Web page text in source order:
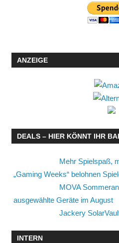
ANZEIGE
DEALS – HIER KÖNNT IHR
Mehr Spielspaß,
„Gaming Weeks“ belohnen
MOVA
ausgewählte Geräte im August
Jackery
INTERN